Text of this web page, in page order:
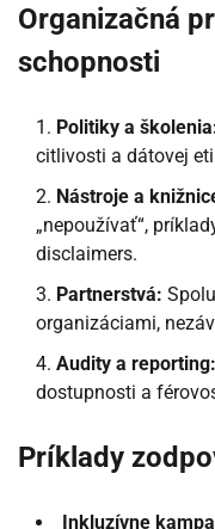
Organizačná
schopnosti
Politiky a
citlivosti a dátovej
Nástroje a
„nepoužívať“,
disclaimers.
Partnerstvá:
organizáciami,
Audity a reporting:
dostupnosti a
Príklady
Inkluzívne